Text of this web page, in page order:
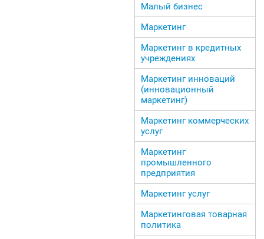
Малый бизнес
Маркетинг
Маркетинг в кредитных
учреждениях
Маркетинг инноваций
(инновационный
маркетинг)
Маркетинг коммерческих
услуг
Маркетинг
промышленного
предприятия
Маркетинг услуг
Маркетинговая товарная
политика